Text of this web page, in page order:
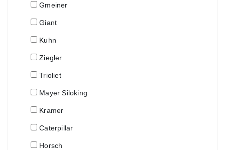
Gmeiner
Giant
Kuhn
Ziegler
Trioliet
Mayer Siloking
Kramer
Caterpillar
Horsch